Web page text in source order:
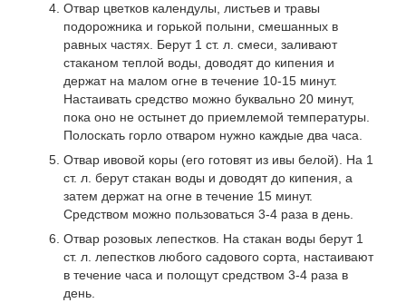
Отвар цветков календулы, листьев и травы
подорожника и горькой полыни, смешанных в
равных частях. Берут 1 ст. л. смеси, заливают
стаканом теплой воды, доводят до кипения и
держат на малом огне в течение 10-15 минут.
Настаивать средство можно буквально 20 минут,
пока оно не остынет до приемлемой температуры.
Полоскать горло отваром нужно каждые два часа.
Отвар ивовой коры (его готовят из ивы белой). На 1
ст. л. берут стакан воды и доводят до кипения, а
затем держат на огне в течение 15 минут.
Средством можно пользоваться 3-4 раза в день.
Отвар розовых лепестков. На стакан воды берут 1
ст. л. лепестков любого садового сорта, настаивают
в течение часа и полощут средством 3-4 раза в
день.